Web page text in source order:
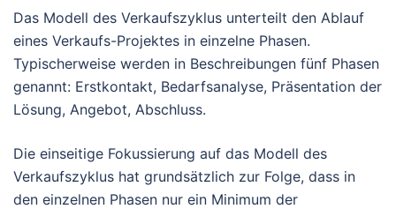
Das Modell des Verkaufszyklus unterteilt den Ablauf
eines Verkaufs-Projektes in einzelne Phasen.
Typischerweise werden in Beschreibungen fünf Phasen
genannt: Erstkontakt, Bedarfsanalyse, Präsentation der
Lösung, Angebot, Abschluss.
Die einseitige Fokussierung auf das Modell des
Verkaufszyklus hat grundsätzlich zur Folge, dass in
den einzelnen Phasen nur ein Minimum der